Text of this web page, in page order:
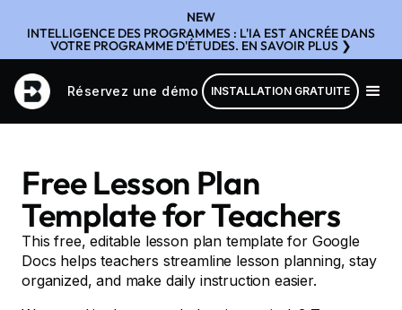
NEW
INTELLIGENCE DES PROGRAMMES : L'IA EST ANCRÉE DANS
VOTRE PROGRAMME D'ÉTUDES. EN SAVOIR PLUS ❯
Réservez une démo INSTALLATION GRATUITE
Free Lesson Plan
Template for Teachers
This free, editable lesson plan template for Google
Docs helps teachers streamline lesson planning, stay
organized, and make daily instruction easier.